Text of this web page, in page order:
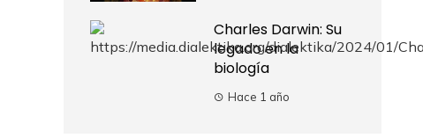
Charles Darwin: Su
legado en la
biología
Hace 1 año